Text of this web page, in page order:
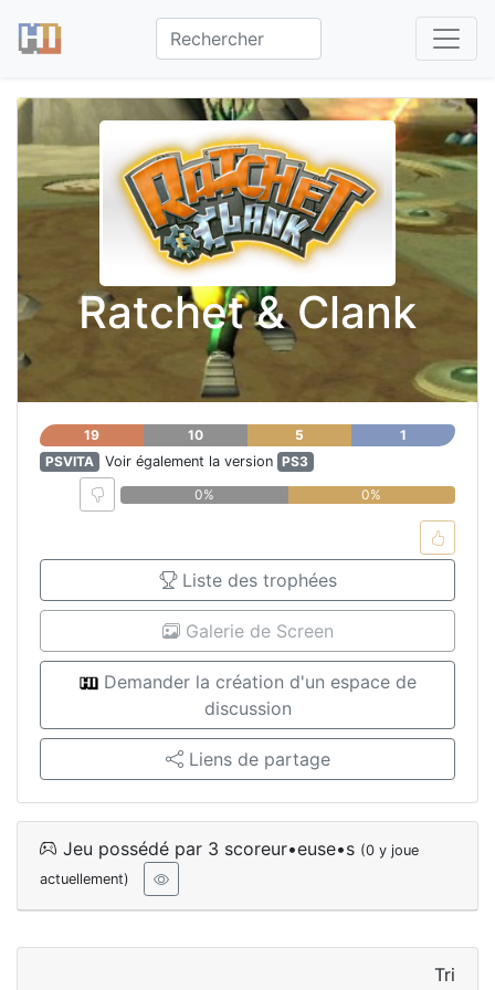
Ratchet & Clank
19 10 5
1
PSVITA
Voir également la version PS3
0%
0%
Liste des trophées
Galerie de Screen
Demander la création d'un espace de
discussion
Liens de partage
Jeu possédé par 3 scoreur•euse•s (0 y joue
actuellement)
Tri